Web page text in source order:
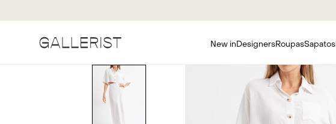
New in DesignersRoupasSapatos